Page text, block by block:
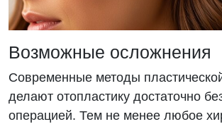
Возможные осложнения
Современные методы
делают отопластику достаточно
операцией. Тем не менее любое